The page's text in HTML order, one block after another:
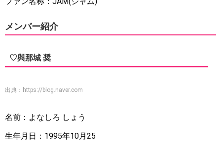
メンバー紹介
♡與那城 奨
出典： https://blog.naver.com
名前：よなしろ しょう
生年月日：1995年10月25